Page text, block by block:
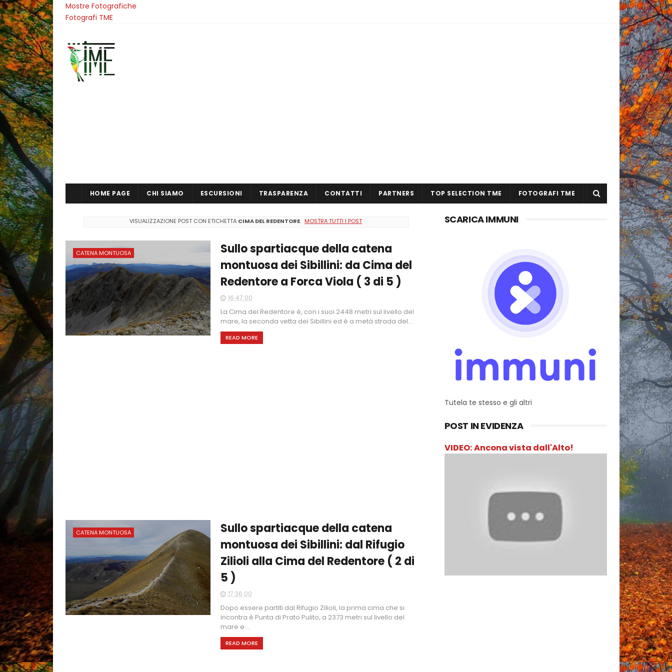
Mostre Fotografiche
Fotografi TME
HOME PAGE CHI SIAMO ESCURSIONI TRASPARENZA CONTATTI PARTNERS TOP SELECTION TME FOTOGRAFI TME
VISUALIZZAZIONE POST CON ETICHETTA CIMA DEL REDENTORE. MOSTRA TUTTI I POST
CATENA MONTUOSA
Sullo spartiacque della catena
montuosa dei Sibillini: da Cima del
Redentore a Forca Viola ( 3 di 5 )
16:47:00
La Cima del Redentore è, con i suoi 2448 metri sul livello del
mare, la seconda vetta dei Sibillini ed è a metà strada del...
READ MORE
CATENA MONTUOSA
Sullo spartiacque della catena
montuosa dei Sibillini: dal Rifugio
Zilioli alla Cima del Redentore ( 2 di
5 )
17:36:00
Dopo essere partiti dal Rifugio Zilioli, la prima cima che si
incontra è Punta di Prato Pulito, a 2373 metri sul livello del
mare e ...
READ MORE
SCARICA IMMUNI
Tutela te stesso e gli altri
POST IN EVIDENZA
VIDEO: Ancona vista dall'Alto!